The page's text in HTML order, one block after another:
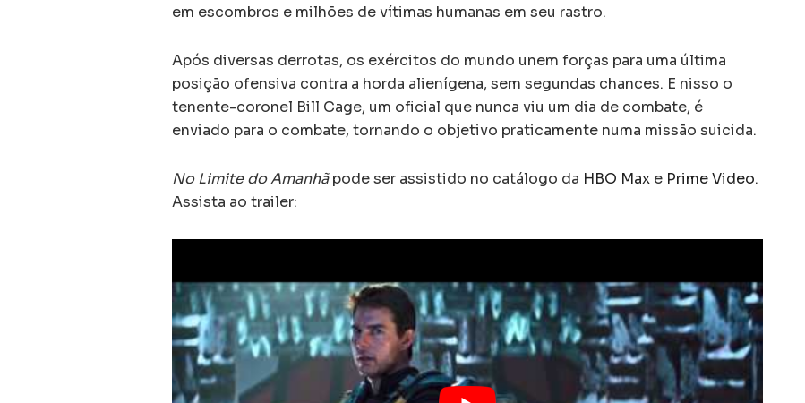
em escombros e milhões de vítimas humanas em seu rastro.
Após diversas derrotas, os exércitos do mundo unem forças para uma última
posição ofensiva contra a horda alienígena, sem segundas chances. E nisso o
tenente-coronel Bill Cage, um oficial que nunca viu um dia de combate, é
enviado para o combate, tornando o objetivo praticamente numa missão suicida.
No Limite do Amanhãpode ser assistido no catálogo da HBO Max e Prime Video.
Assista ao trailer: